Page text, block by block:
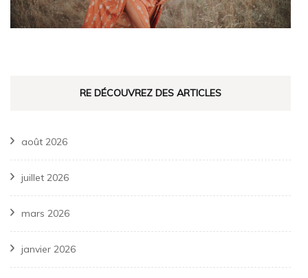
RE DÉCOUVREZ DES ARTICLES
août 2026
juillet 2026
mars 2026
janvier 2026